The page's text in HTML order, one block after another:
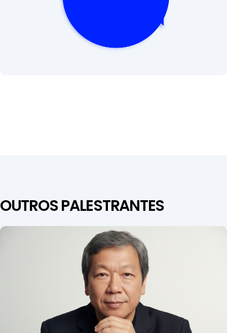
OUTROS PALESTRANTES
Kazuo Gomi Filho tem sido um grande incentivador
do uso do Joomla!, contribuindo significativamente
para o crescimento e a vitalidade da comunidade
de usuários e desenvolvedores no Brasil.